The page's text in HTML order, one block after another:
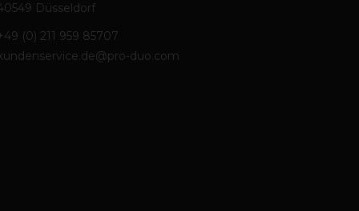
Düsseldorf
(0) 211 959 85707
duo.com